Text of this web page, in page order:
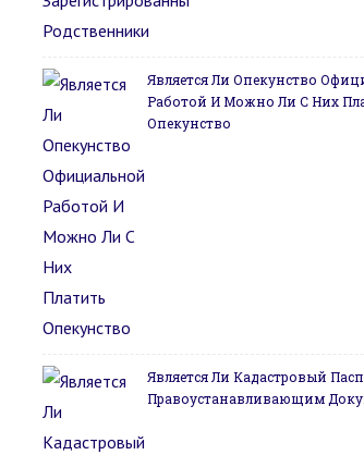
Является Ли Опекунство
Работой И Можно Ли С Них
Опекунство
Является Ли Кадастровый
Правоустанавливающим